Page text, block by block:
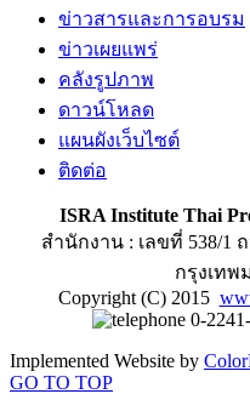
ข่าวสารและการอบรม
ข่าวเผยแพร่
คลังรูปภาพ
ดาวน์โหลด
แผนผังเว็บไซต์
ติดต่อ
ISRA Institute Thai
สำนักงาน : เลขที่ 538/1
กรุงเทพ
Copyright (C) 2015
0-
Implemented Website by
GO TO TOP